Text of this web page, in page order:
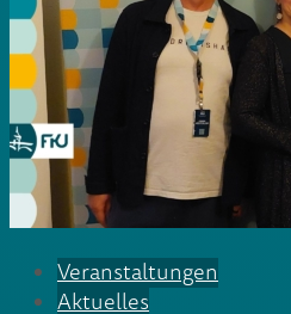
Veranstaltungen
Aktuelles